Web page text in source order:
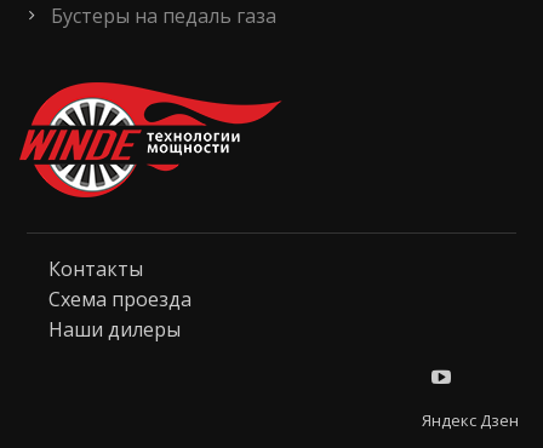
Бустеры на педаль газа
Контакты
Схема проезда
Наши дилеры
Яндекс Дзен